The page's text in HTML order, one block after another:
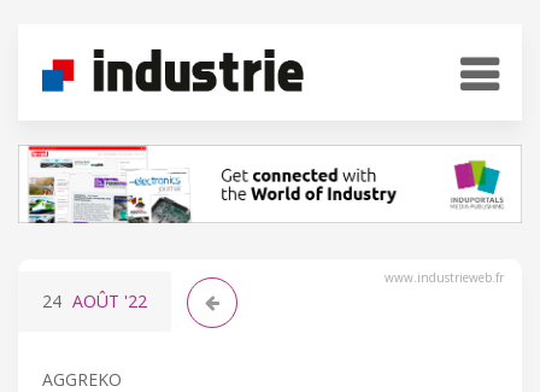
www.industrieweb.fr
24 AOÛT '22
AGGREKO